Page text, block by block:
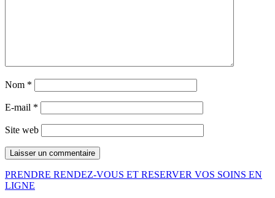
Nom *
E-mail *
Site web
PRENDRE RENDEZ-VOUS ET RESERVER VOS SOINS EN
LIGNE